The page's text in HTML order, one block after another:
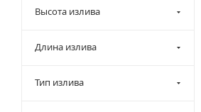
Высота излива
Длина излива
Тип излива